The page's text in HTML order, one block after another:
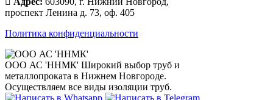
проспект Ленина д. 73, оф. 405
Политика конфиденциальности
ООО АС 'ННМК' Широкий выбор труб и
металлопроката в Нижнем Новгороде.
Осуществляем все виды изоляции труб.